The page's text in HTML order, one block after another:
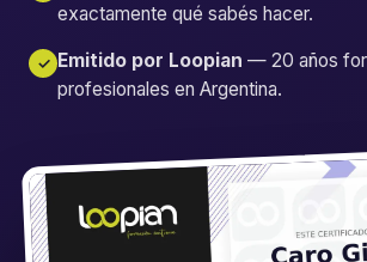
exactamente qué sabés hacer.
✓ Emitido por Loopian — 20 años
profesionales en Argentina.